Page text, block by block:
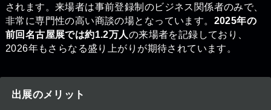
されます。来場者は事前登録制のビジネス関係者のみで、
非常に専門性の高い商談の場となっています。 2025年の
前回名古屋展では約1.2万人の来場者を記録しており、
2026年もさらなる盛り上がりが期待されています。
出展のメリット